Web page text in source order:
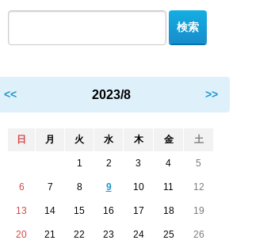
<< 2023/8 >>
日 月 火 水 木 金 土
1 2 3 4 5
6 7 8 9 10 11 12
13 14 15 16 17 18 19
20 21 22 23 24 25 26